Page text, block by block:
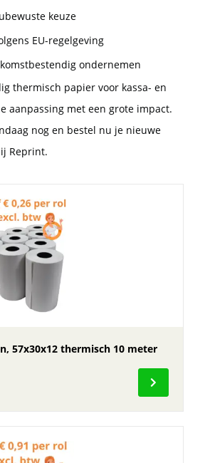
keuze
EU-regelgeving
ondernemen
thermisch papier voor kassa- en
aanpassing met een grote impact.
nog en bestel nu je nieuwe
Reprint.
57x30x12 thermisch 10 meter